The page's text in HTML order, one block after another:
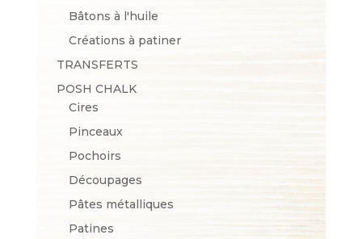
Bâtons à l'huile
Créations à patiner
TRANSFERTS
POSH CHALK
Cires
Pinceaux
Pochoirs
Découpages
Pâtes métalliques
Patines